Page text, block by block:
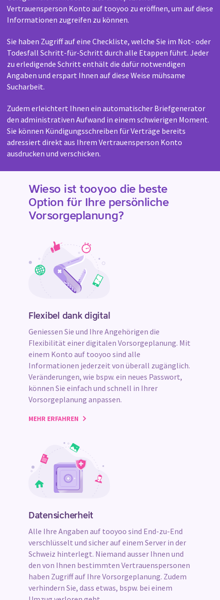
Vertrauensperson Konto auf tooyoo zu eröffnen, um auf diese
Informationen zugreifen zu können.
Sie haben Zugriff auf eine Checkliste, welche Sie im Not- oder
Todesfall Schritt-für-Schritt durch alle Etappen führt. Jeder
zu erledigende Schritt enthält die dafür notwendigen
Angaben und erspart Ihnen auf diese Weise mühsame
Sucharbeit.
Zudem erleichtert Ihnen ein automatischer Briefgenerator
den administrativen Aufwand in einem schwierigen Moment.
Sie können Kündigungsschreiben für Verträge bereits
adressiert direkt aus Ihrem Vertrauensperson Konto
ausdrucken und verschicken.
Wieso ist tooyoo die beste
Option für Ihre persönliche
Vorsorgeplanung?
Flexibel dank digital
Geniessen Sie und Ihre Angehörigen die
Flexibilität einer digitalen Vorsorgeplanung. Mit
einem Konto auf tooyoo sind alle
Informationen jederzeit von überall zugänglich.
Veränderungen, wie bspw. ein neues Passwort,
können Sie einfach und schnell in Ihrer
Vorsorgeplanung anpassen.
MEHR ERFAHREN
Datensicherheit
Alle Ihre Angaben auf tooyoo sind End-zu-End
verschlüsselt und sicher auf einem Server in der
Schweiz hinterlegt. Niemand ausser Ihnen und
den von Ihnen bestimmten Vertrauenspersonen
haben Zugriff auf Ihre Vorsorgeplanung. Zudem
verhindern Sie, dass etwas, bspw. bei einem